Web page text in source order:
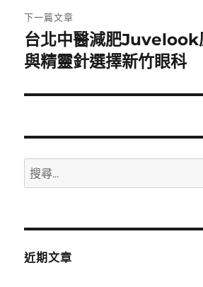
章:
下一篇文章
下
一
文
台北中醫減肥Juvelook
與精靈針選擇新竹眼科
搜
尋
鍵
近期文章